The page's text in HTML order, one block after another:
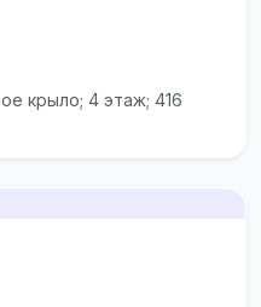
крыло; 4 этаж; 416